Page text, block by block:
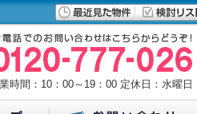
時間：10：00～19：00 定休日：水曜日